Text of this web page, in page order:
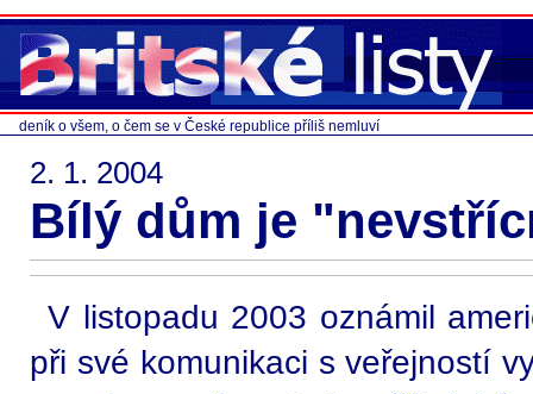
deník o všem, o čem se v České republice příliš nemluví
2. 1. 2004
Bílý dům je
V listopadu 2003 oznámil
při své komunikaci s veřejností